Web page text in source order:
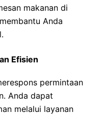
makanan di
Anda
Efisien
permintaan
Anda dapat
melalui layanan